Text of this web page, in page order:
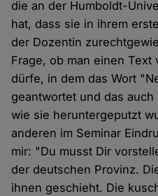
die an der Humboldt-
hat, dass sie in ihrem
der Dozentin
Frage, ob man einen Text
dürfe, in dem das Wort
geantwortet und das
wie sie heruntergeputzt
anderen im Seminar
mir: "Du musst Dir
der deutschen Provinz.
ihnen geschieht. Die